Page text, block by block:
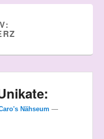
Nähseum —